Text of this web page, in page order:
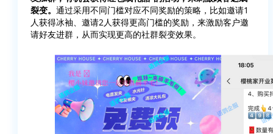
裂变。 通过采用不同门槛对应不同奖励的策略，比如邀请1
人获得冰袖、邀请2人获得更高门槛的奖励，来激励客户邀
请好友进群，从而实现更高的社群裂变效果。